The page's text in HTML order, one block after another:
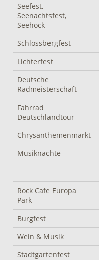
Seefest,
Seenachtsfest,
Seehock
Schlossbergfest
Lichterfest
Deutsche
Radmeisterschaft
Fahrrad
Deutschlandtour
Chrysanthemenmarkt
Musiknächte
Rock Cafe Europa
Park
Burgfest
Wein & Musik
Stadtgartenfest